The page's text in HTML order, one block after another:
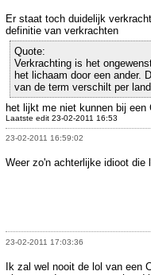
Er staat toch duidelijk
definitie van verkrachten
Quote:
Verkrachting is het
het lichaam door een ander.
van de term verschilt per
het lijkt me niet kunnen bij een
Laatste edit 23-02-2011 16:53
23-02-2011 16:59:02
Weer zo'n achterlijke idioot
23-02-2011 17:03:36
Ik zal wel nooit de lol van een